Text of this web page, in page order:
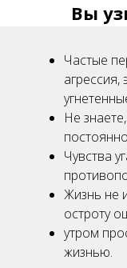
Вы
Частые
Не
Чувства
Жизнь не
остроту
утром
жизнью.